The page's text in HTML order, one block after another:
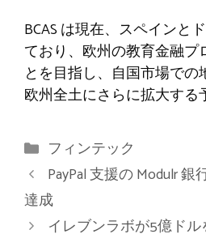
BCAS は現在、スペインと
ており、欧州の教育金融プ
とを目指し、自国市場での
欧州全土にさらに拡大する
カ
テ
ゴ
リ
フィンテック
PayPal 支援の Modulr
達成
イレブンラボが5億ド